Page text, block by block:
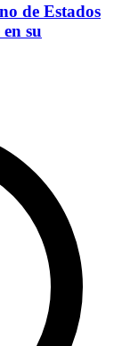
de Estados
su